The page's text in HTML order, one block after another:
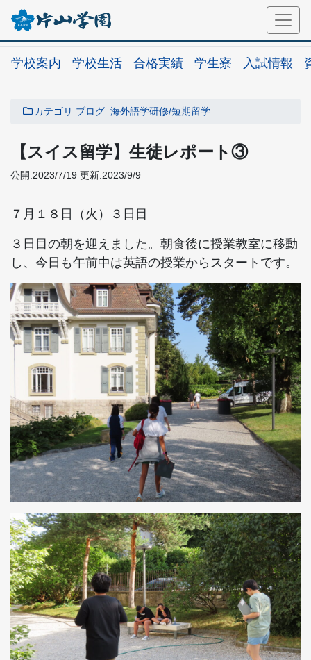
学校案内 学校生活 合格実績 学生寮 入試情報
カテゴリ ブログ 海外語学研修/短期留学
【スイス留学】生徒レポート③
公開:2023/7/19 更新:2023/9/9
７月１８日（火）３日目
３日目の朝を迎えました。朝食後に授業教室に移動
し、今日も午前中は英語の授業からスタートです。